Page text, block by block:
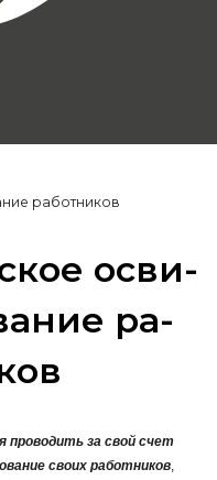
работников
ос­ви­
ра­
проводить за свой счет
своих работников,